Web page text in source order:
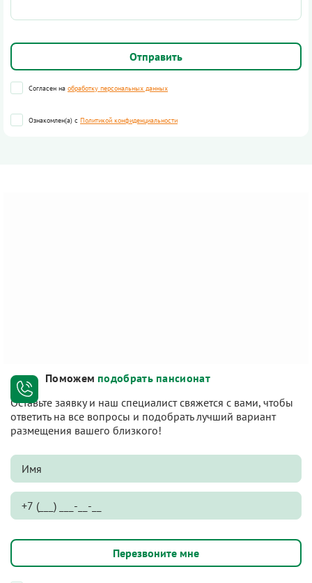
Согласен на обработку персональных данных
Ознакомлен(а) с Политикой конфиденциальности
Поможем подобрать пансионат
Оставьте заявку и наш специалист свяжется с вами, чтобы
ответить на все вопросы и подобрать лучший вариант
размещения вашего близкого!